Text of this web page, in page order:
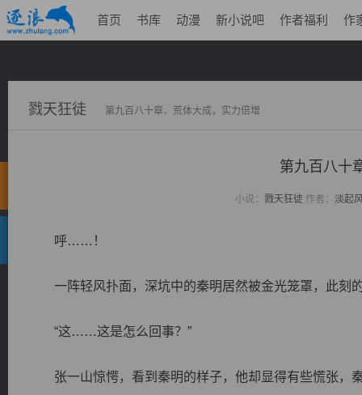
首页 书库 动漫 新小说吧 作者福利 作
戮天狂徒 第九百八十章、荒体大成，实力倍增
第九百八十
小说： 戮天狂徒作者： 淡起
呼……！
一阵轻风扑面，深坑中的秦明居然被金光笼罩，此刻
“这……这是怎么回事？”
张一山惊愕，看到秦明的样子，他却显得有些慌张，